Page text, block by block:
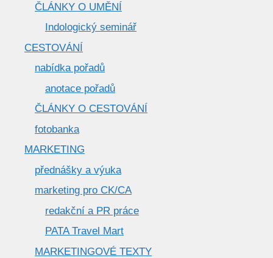
ČLÁNKY O UMĚNÍ
Indologický seminář
CESTOVÁNÍ
nabídka pořadů
anotace pořadů
ČLÁNKY O CESTOVÁNÍ
fotobanka
MARKETING
přednášky a výuka
marketing pro CK/CA
redakční a PR práce
PATA Travel Mart
MARKETINGOVÉ TEXTY